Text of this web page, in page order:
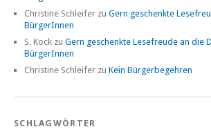
Christine Schleifer zu Gern geschenkte
BürgerInnen
S. Kock zu Gern geschenkte Lesefreude an die
BürgerInnen
Christine Schleifer zu Kein Bürgerbegehren
SCHLAGWÖRTER